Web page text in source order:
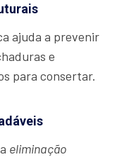
ajuda a prevenir
e
para consertar.
eliminação